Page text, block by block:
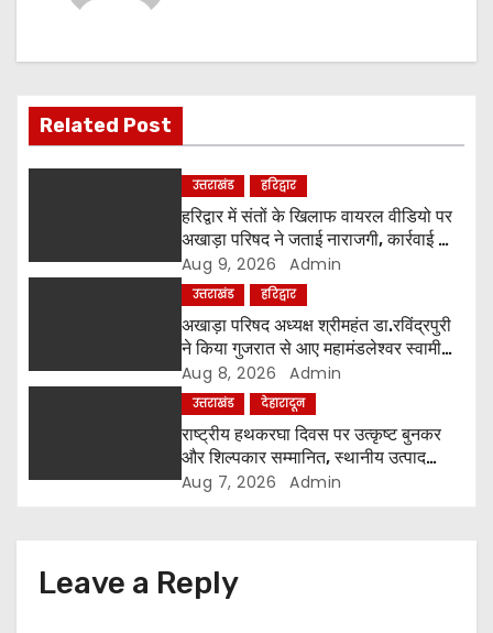
v
i
g
i
n
Related Post
उत्तराखंड हरिद्वार
हरिद्वार में संतों के खिलाफ वायरल वीडियो पर
अखाड़ा परिषद ने जताई नाराजगी, कार्रवाई की
चेतावनी दी
Aug 9, 2026 Admin
उत्तराखंड हरिद्वार
अखाड़ा परिषद अध्यक्ष श्रीमहंत डा.रविंद्रपुरी
ने किया गुजरात से आए महामंडलेश्वर स्वामी
कुर्षी पुरी और भक्तों का स्वागत
Aug 8, 2026 Admin
उत्तराखंड देहारादून
राष्ट्रीय हथकरघा दिवस पर उत्कृष्ट बुनकर
और शिल्पकार सम्मानित, स्थानीय उत्पाद
अपनाने का आह्वान
Aug 7, 2026 Admin
Leave a Reply